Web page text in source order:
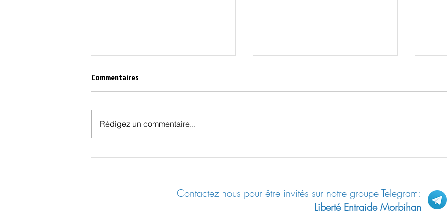
Les Effets Cachés des Vaccins
Résilience / Fiche pratique n°04:
Commentaires
Rédigez un commentaire...
Contactez nous pour être invités sur notre groupe Telegram:
Liberté Entraide Morbihan